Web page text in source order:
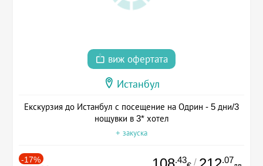
виж офертата
Истанбул
Екскурзия до Истанбул с посещение на Одрин - 5 дни/3
нощувки в 3* хотел
+ закуска
-17% .43 / .07